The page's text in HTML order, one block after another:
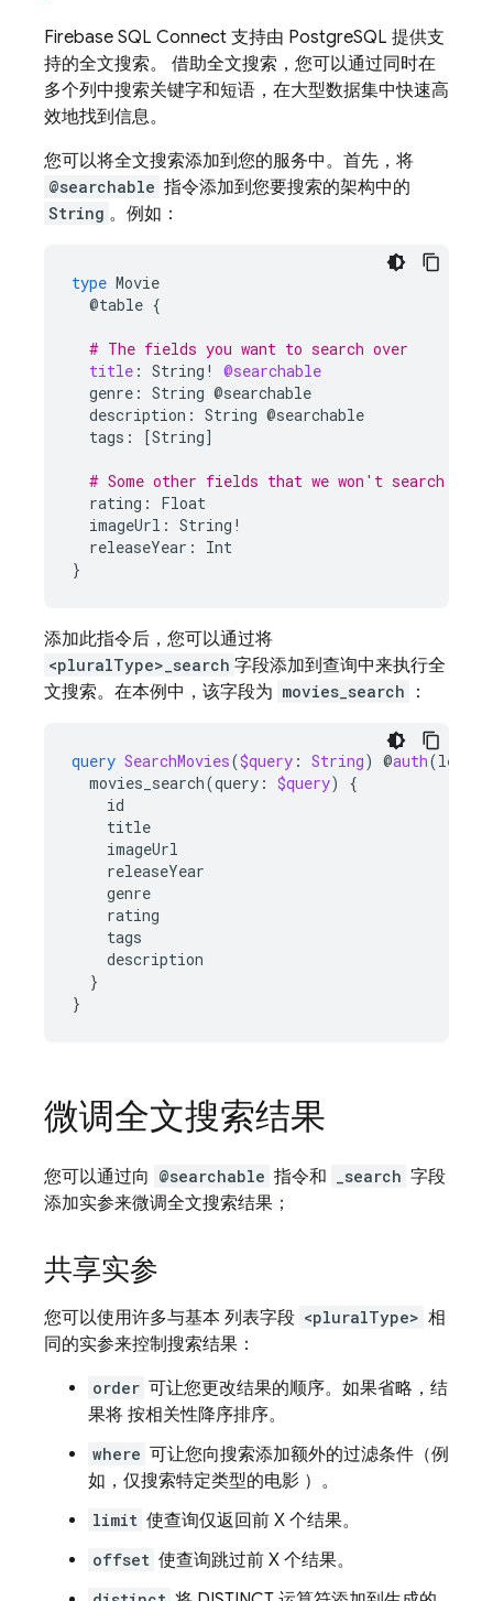
Firebase SQL Connect 支持由 PostgreSQL 提供支
持的全文搜索。 借助全文搜索，您可以通过同时在
多个列中搜索关键字和短语，在大型数据集中快速高
效地找到信息。
您可以将全文搜索添加到您的服务中。首先，将
@searchable 指令添加到您要搜索的架构中的
String 。例如：
type Movie
@table {
# The fields you want to search over
title : String !
@searchable
genre: String @searchable
description: String @searchable
tags:
[String]
# Some other fields that we won't search over
rating:
Float
imageUrl: String!
releaseYear:
Int
}
添加此指令后，您可以通过将
<pluralType>_search 字段添加到查询中来执行全
文搜索。在本例中，该字段为 movies_search ：
query SearchMovies($query : String) @auth(level
movies_search(query : $query)
{
id
title
imageUrl
releaseYear
genre
rating
tags
description
}
}
微调全文搜索结果
您可以通过向 @searchable 指令和 _search 字段
添加实参来微调全文搜索结果；
共享实参
您可以使用许多与基本 列表字段 <pluralType> 相
同的实参来控制搜索结果：
order 可让您更改结果的顺序。如果省略，结
果将 按相关性降序排序。
where 可让您向搜索添加额外的过滤条件（例
如，仅搜索特定类型的电影 ）。
limit 使查询仅返回前 X 个结果。
offset 使查询跳过前 X 个结果。